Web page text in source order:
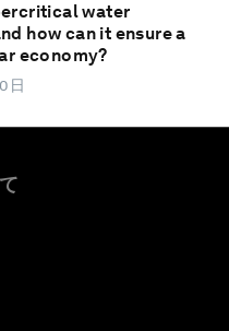
water
how can it ensure a
economy?
日